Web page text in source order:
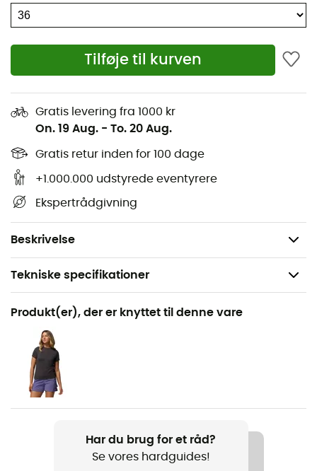
Tilføje til kurven
Gratis levering fra 1000 kr
On. 19 Aug. - To. 20 Aug.
Gratis retur inden for 100 dage
+1.000.000 udstyrede eventyrere
Ekspertrådgivning
Beskrivelse
Let Techlite™ mellemsål for varig komfort, optimal
Ikke-mærkende og skridsikker OmniGrip™ gummi
Overdel: 100 % polyester
Mellemsål: 100 % PE
Ydersål: 100 % gummi
Indersål: 100 % PU
Foring: 100 % polyester
Vægt: 2 x 317 g (38)
Tekniske specifikationer
Anbefales til
Vandreture / Trekking
Dame
Vægt
Produkt(er), der er knyttet til denne vare
Har du brug for et råd?
Se vores hardguides!